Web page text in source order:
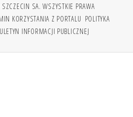
SA. WSZYSTKIE PRAWA
KORZYSTANIA Z PORTALU POLITYKA
INFORMACJI PUBLICZNEJ